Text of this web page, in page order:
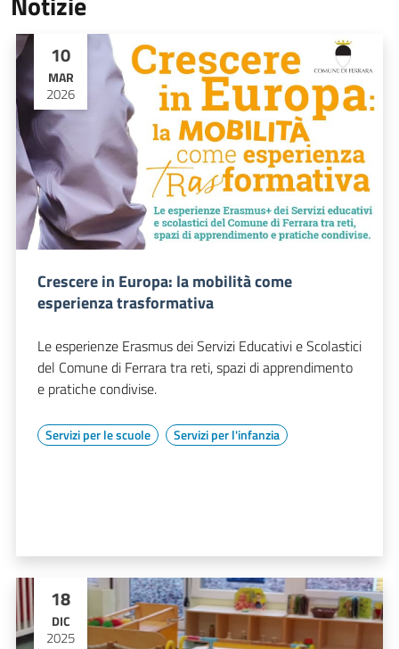
10
MAR
2026
Crescere in Europa: la mobilità come
esperienza trasformativa
Le esperienze Erasmus dei Servizi Educativi e Scolastici
del Comune di Ferrara tra reti, spazi di apprendimento
e pratiche condivise.
Servizi per le scuole Servizi per l'infanzia
18
DIC
2025